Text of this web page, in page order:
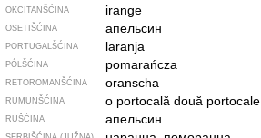
OKCITANŠĆINA irange
OSETIŠĆINA апельсин
PORTUGALŠĆINA laranja
PÓLŠĆINA pomarańcza
RETOROMANŠĆINA oranscha
RUMUNŠĆINA o portocală două portocale
RUŠĆINA апельсин